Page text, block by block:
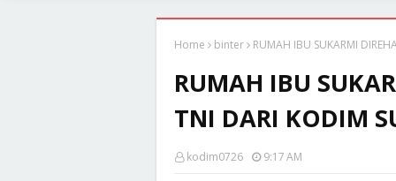
Home binter RUMAH IBU SUKARMI
RUMAH IBU
TNI DARI KODIM
kodim0726 9:17 AM